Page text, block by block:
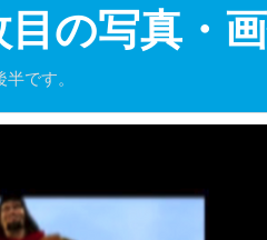
の写真・
です。